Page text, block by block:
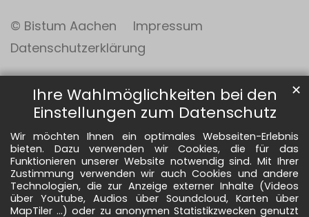
Ihre Wahlmöglichkeiten bei den
Einstellungen zum Datenschutz
Wir möchten Ihnen ein optimales Webseiten-Erlebnis
bieten. Dazu verwenden wir Cookies, die für das
Funktionieren unserer Website notwendig sind. Mit Ihrer
Zustimmung verwenden wir auch Cookies und andere
Technologien, die zur Anzeige externer Inhalte (Videos
über Youtube, Audios über Soundcloud, Karten über
MapTiler ...) oder zu anonymen Statistikzwecken genutzt
✕
© Bistum Aachen
Impressum
Datenschutzerklärung